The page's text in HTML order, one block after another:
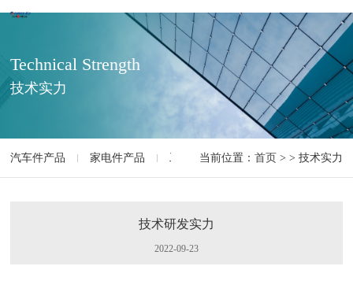
Technical Strength
技术实力
汽车件产品 家电件产品 工程机械液压产品 市政建材产品
当前位置： 首页 > > 技术实力
技术研发实力
2022-09-23